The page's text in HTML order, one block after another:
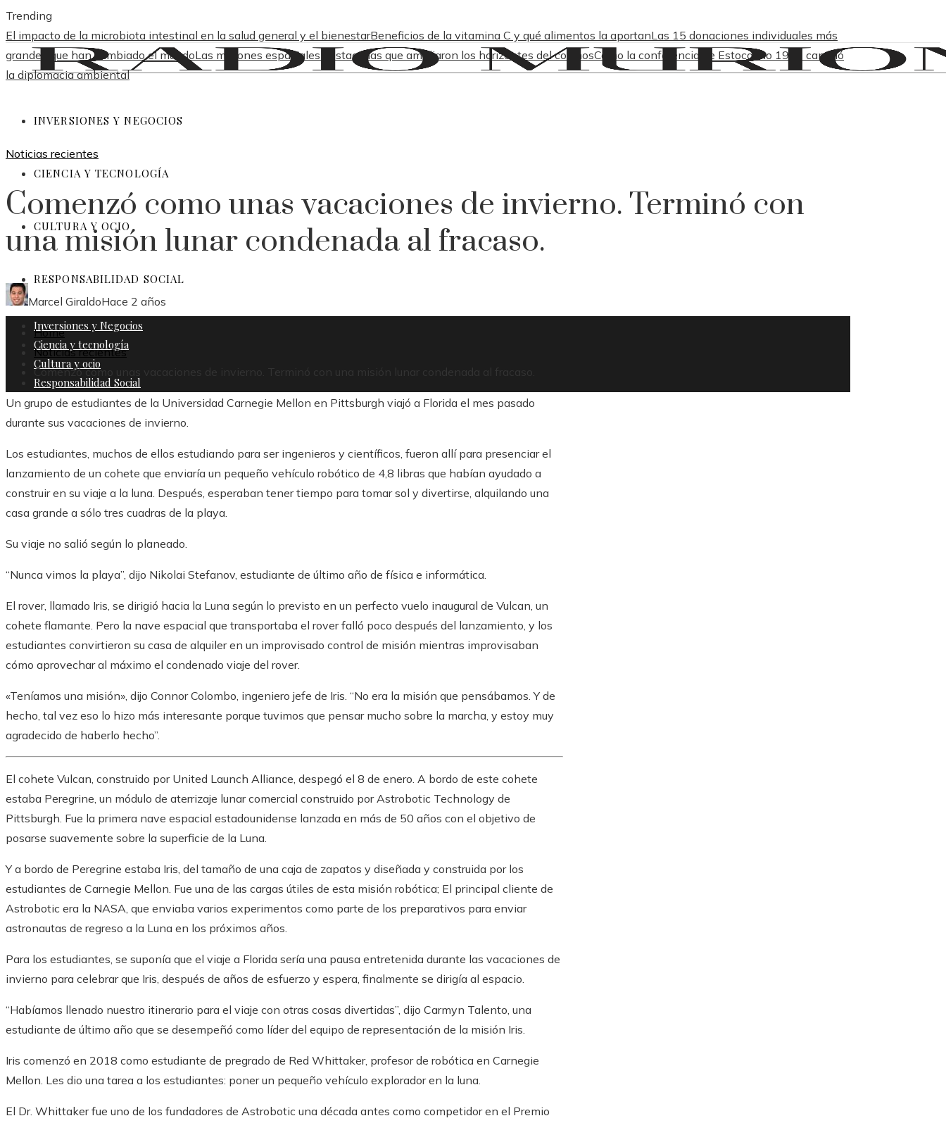
Trending
El impacto de la microbiota intestinal en la salud general y el bienestarBeneficios de la vitamina C y qué alimentos la aportanLas 15 donaciones individuales más
grandes que han cambiado el mundoLas misiones espaciales destacadas que ampliaron los horizontes del cosmosCómo la conferencia de Estocolmo 1972 cambió
la diplomacia ambiental
INVERSIONES Y NEGOCIOS
CIENCIA Y TECNOLOGÍA
CULTURA Y OCIO
RESPONSABILIDAD SOCIAL
Inversiones y Negocios
Ciencia y tecnología
Cultura y ocio
Responsabilidad Social
Noticias recientes
Comenzó como unas vacaciones de invierno. Terminó con
una misión lunar condenada al fracaso.
Marcel GiraldoHace 2 años
Home
Noticias recientes
Comenzó como unas vacaciones de invierno. Terminó con una misión lunar condenada al fracaso.
Un grupo de estudiantes de la Universidad Carnegie Mellon en Pittsburgh viajó a Florida el mes pasado
durante sus vacaciones de invierno.
Los estudiantes, muchos de ellos estudiando para ser ingenieros y científicos, fueron allí para presenciar el
lanzamiento de un cohete que enviaría un pequeño vehículo robótico de 4,8 libras que habían ayudado a
construir en su viaje a la luna. Después, esperaban tener tiempo para tomar sol y divertirse, alquilando una
casa grande a sólo tres cuadras de la playa.
Su viaje no salió según lo planeado.
“Nunca vimos la playa”, dijo Nikolai Stefanov, estudiante de último año de física e informática.
El rover, llamado Iris, se dirigió hacia la Luna según lo previsto en un perfecto vuelo inaugural de Vulcan, un
cohete flamante. Pero la nave espacial que transportaba el rover falló poco después del lanzamiento, y los
estudiantes convirtieron su casa de alquiler en un improvisado control de misión mientras improvisaban
cómo aprovechar al máximo el condenado viaje del rover.
«Teníamos una misión», dijo Connor Colombo, ingeniero jefe de Iris. “No era la misión que pensábamos. Y de
hecho, tal vez eso lo hizo más interesante porque tuvimos que pensar mucho sobre la marcha, y estoy muy
agradecido de haberlo hecho”.
El cohete Vulcan, construido por United Launch Alliance, despegó el 8 de enero. A bordo de este cohete
estaba Peregrine, un módulo de aterrizaje lunar comercial construido por Astrobotic Technology de
Pittsburgh. Fue la primera nave espacial estadounidense lanzada en más de 50 años con el objetivo de
posarse suavemente sobre la superficie de la Luna.
Y a bordo de Peregrine estaba Iris, del tamaño de una caja de zapatos y diseñada y construida por los
estudiantes de Carnegie Mellon. Fue una de las cargas útiles de esta misión robótica; El principal cliente de
Astrobotic era la NASA, que enviaba varios experimentos como parte de los preparativos para enviar
astronautas de regreso a la Luna en los próximos años.
Para los estudiantes, se suponía que el viaje a Florida sería una pausa entretenida durante las vacaciones de
invierno para celebrar que Iris, después de años de esfuerzo y espera, finalmente se dirigía al espacio.
“Habíamos llenado nuestro itinerario para el viaje con otras cosas divertidas”, dijo Carmyn Talento, una
estudiante de último año que se desempeñó como líder del equipo de representación de la misión Iris.
Iris comenzó en 2018 como estudiante de pregrado de Red Whittaker, profesor de robótica en Carnegie
Mellon. Les dio una tarea a los estudiantes: poner un pequeño vehículo explorador en la luna.
El Dr. Whittaker fue uno de los fundadores de Astrobotic una década antes como competidor en el Premio